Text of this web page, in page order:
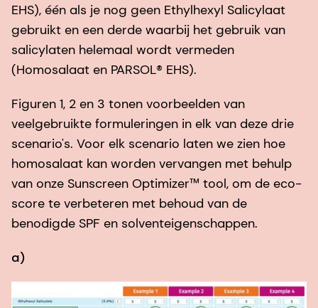
EHS), één als je nog geen Ethylhexyl Salicylaat
gebruikt en een derde waarbij het gebruik van
salicylaten helemaal wordt vermeden
(Homosalaat en PARSOL® EHS).
Figuren 1, 2 en 3 tonen voorbeelden van
veelgebruikte formuleringen in elk van deze drie
scenario's. Voor elk scenario laten we zien hoe
homosalaat kan worden vervangen met behulp
van onze Sunscreen Optimizer™ tool, om de eco-
score te verbeteren met behoud van de
benodigde SPF en solventeigenschappen.
a)